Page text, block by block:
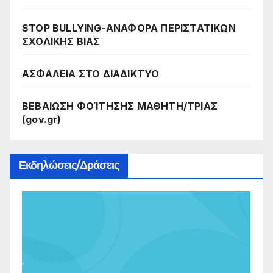
STOP BULLYING-ΑΝΑΦΟΡΑ ΠΕΡΙΣΤΑΤΙΚΩΝ
ΣΧΟΛΙΚΗΣ ΒΙΑΣ
ΑΣΦΑΛΕΙΑ ΣΤΟ ΔΙΑΔΙΚΤΥΟ
ΒΕΒΑΙΩΣΗ ΦΟΊΤΗΣΗΣ ΜΑΘΗΤΗ/ΤΡΙΑΣ
(gov.gr)
Εκδηλώσεις/Δράσεις